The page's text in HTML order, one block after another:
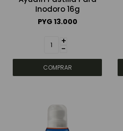
Inodoro 16g
PYG 13.000
+
-
Alimentos
Limpieza del hogar